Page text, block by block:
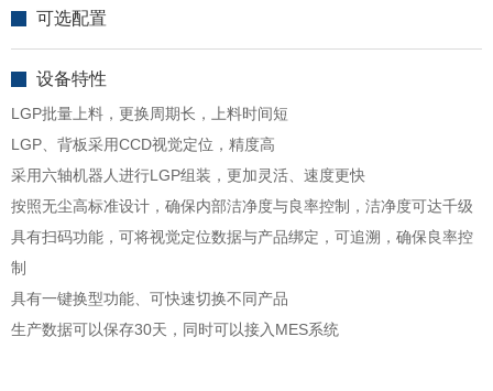
可选配置
设备特性
LGP批量上料，更换周期长，上料时间短
LGP、背板采用CCD视觉定位，精度高
采用六轴机器人进行LGP组装，更加灵活、速度更快
按照无尘高标准设计，确保内部洁净度与良率控制，洁净度可达千级
具有扫码功能，可将视觉定位数据与产品绑定，可追溯，确保良率控
制
具有一键换型功能、可快速切换不同产品
生产数据可以保存30天，同时可以接入MES系统